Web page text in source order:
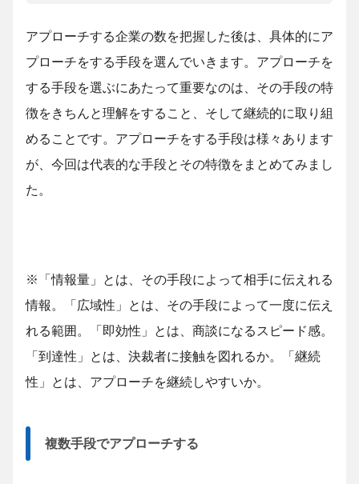
アプローチする企業の数を把握した後は、具体的にア
プローチをする手段を選んでいきます。アプローチを
する手段を選ぶにあたって重要なのは、その手段の特
徴をきちんと理解をすること、そして継続的に取り組
めることです。アプローチをする手段は様々あります
が、今回は代表的な手段とその特徴をまとめてみまし
た。
※「情報量」とは、その手段によって相手に伝えれる
情報。「広域性」とは、その手段によって一度に伝え
れる範囲。「即効性」とは、商談になるスピード感。
「到達性」とは、決裁者に接触を図れるか。「継続
性」とは、アプローチを継続しやすいか。
複数手段でアプローチする